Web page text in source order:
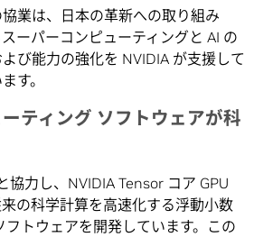
業は、日本の革新への取り組み
ーパーコンピューティングと AI の
び能力の強化を NVIDIA が支援して
す。
ティング ソフトウェアが科
協力し、NVIDIA Tensor コア GPU
の科学計算を高速化する浮動小数
フトウェアを開発しています。この